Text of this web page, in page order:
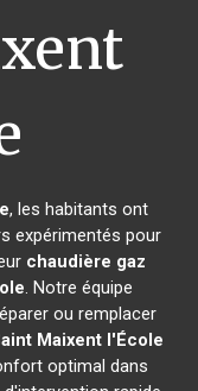
, les habitants ont
expérimentés pour
chaudière gaz
. Notre équipe
ou remplacer
Maixent l'École
optimal dans